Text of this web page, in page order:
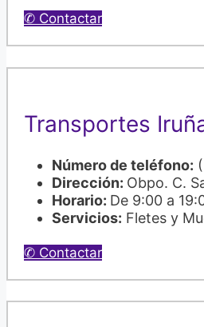
✆ Contactar
Transportes
Número de teléfono:
Dirección: Obpo. C.
Horario: De 9:00 a
Servicios: Fletes y
✆ Contactar